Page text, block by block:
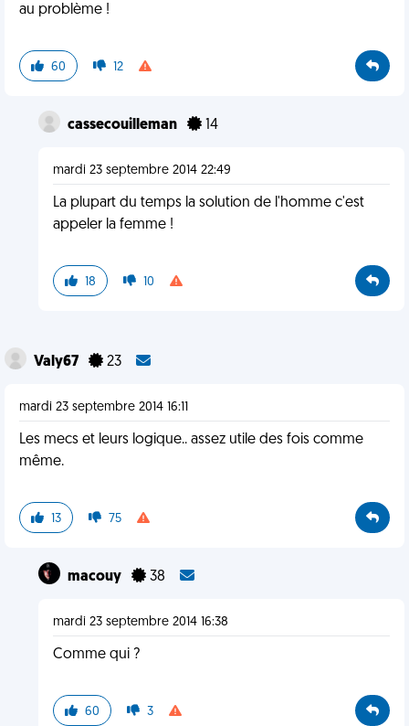
au problème !
60 12
cassecouilleman 14
mardi 23 septembre 2014 22:49
La plupart du temps la solution de l'homme c'est
appeler la femme !
18 10
Valy67 23
mardi 23 septembre 2014 16:11
Les mecs et leurs logique.. assez utile des fois comme
même.
13 75
macouy 38
mardi 23 septembre 2014 16:38
Comme qui ?
60 3